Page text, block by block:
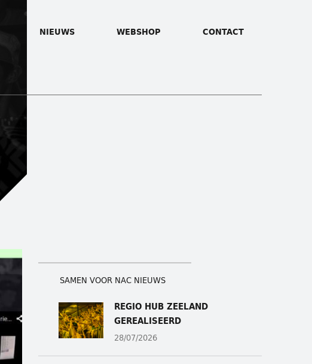
NIEUWS WEBSHOP CONTACT
SAMEN VOOR NAC NIEUWS
REGIO HUB ZEELAND
GEREALISEERD
28/07/2026